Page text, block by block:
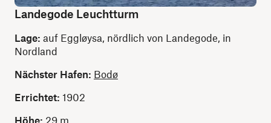
Landegode Leuchtturm
Lage: auf Eggløysa, nördlich von Landegode, in
Nordland
Nächster Hafen: Bodø
Errichtet: 1902
Höhe: 29 m